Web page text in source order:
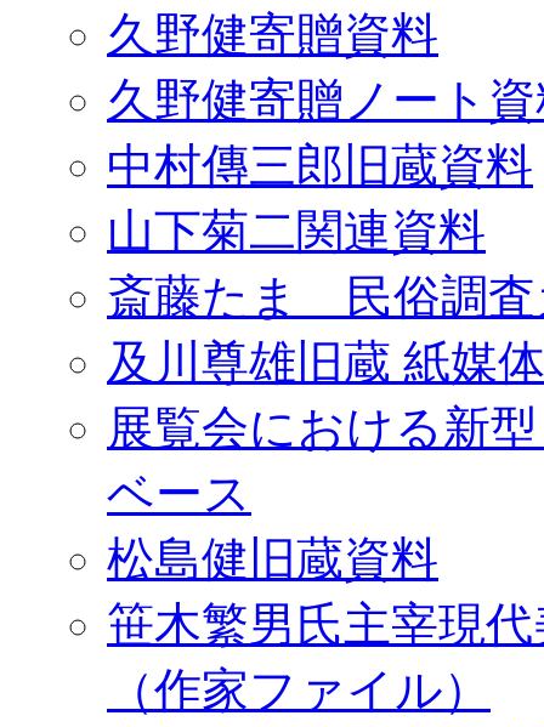
久野健寄贈資料
久野健寄贈ノート
中村傳三郎旧蔵資料
山下菊二関連資料
斎藤たま 民俗調査
及川尊雄旧蔵 紙媒
展覧会における新
ベース
松島健旧蔵資料
笹木繁男氏主宰現
（作家ファイル）